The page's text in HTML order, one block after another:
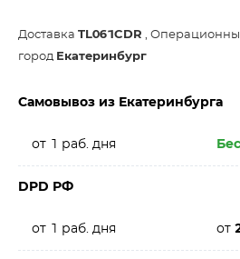
Доставка TL061CDR ,
город Екатеринбург
Самовывоз из Екатеринбурга
от 1 раб. дня
DPD РФ
от 1 раб. дня от